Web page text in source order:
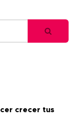
crecer tus